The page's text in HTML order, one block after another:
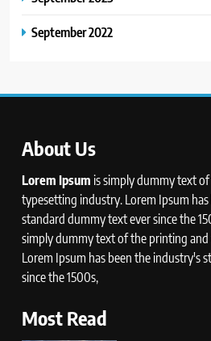
September 2022
About Us
Lorem Ipsum is simply dummy text
typesetting industry. Lorem Ipsum
standard dummy text ever since the
simply dummy text of the printing
Lorem Ipsum has been the industry's
since the 1500s,
Most Read